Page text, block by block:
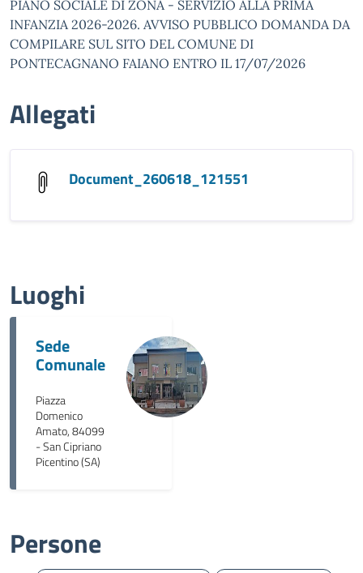
PIANO SOCIALE DI ZONA - SERVIZIO ALLA PRIMA
INFANZIA 2026-2026. AVVISO PUBBLICO DOMANDA DA
COMPILARE SUL SITO DEL COMUNE DI
PONTECAGNANO FAIANO ENTRO IL 17/07/2026
Allegati
Document_260618_121551
Luoghi
Sede
Comunale
Piazza
Domenico
Amato, 84099
- San Cipriano
Picentino (SA)
Persone